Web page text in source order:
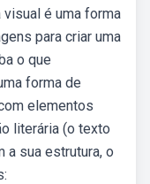
é uma forma
para criar uma
o que
forma de
elementos
literária (o texto
a sua estrutura, o